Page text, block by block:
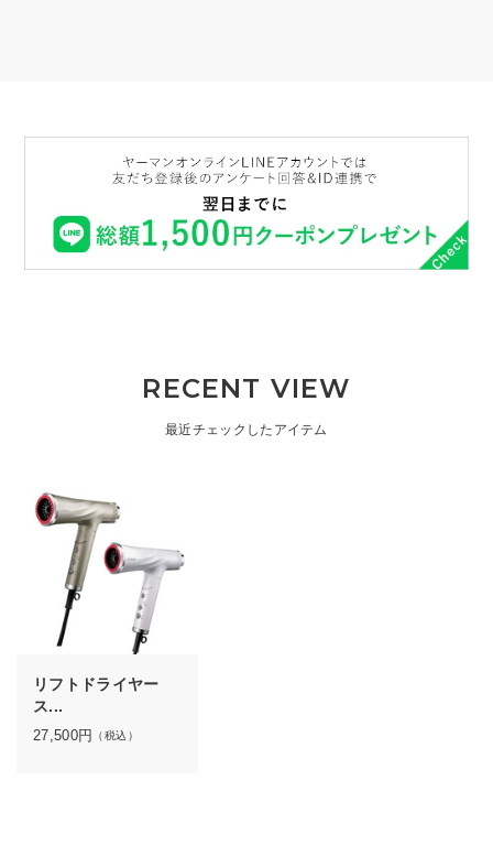
RECENT VIEW
最近チェックしたアイテム
リフトドライヤー
ス...
27,500円 （税込）